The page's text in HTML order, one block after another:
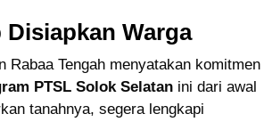
Warga
Rabaa Tengah menyatakan komitmen
PTSL Solok Selatan ini dari awal
tanahnya, segera lengkapi